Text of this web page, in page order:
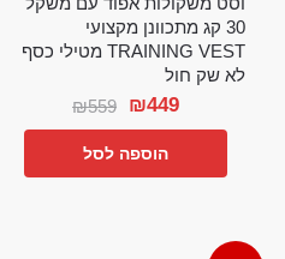
30 קג מתכוונן מקצועי
TRAINING VEST מטילי כסף
לא שק חול
₪559 ₪449
הוספה לסל